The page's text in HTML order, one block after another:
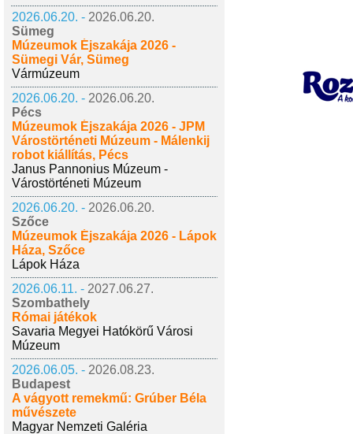
2026.06.20. - 2026.06.20.
Sümeg
Múzeumok Éjszakája 2026 -
Sümegi Vár, Sümeg
Vármúzeum
2026.06.20. - 2026.06.20.
Pécs
Múzeumok Éjszakája 2026 - JPM
Várostörténeti Múzeum - Málenkij
robot kiállítás, Pécs
Janus Pannonius Múzeum -
Várostörténeti Múzeum
2026.06.20. - 2026.06.20.
Szőce
Múzeumok Éjszakája 2026 - Lápok
Háza, Szőce
Lápok Háza
2026.06.11. - 2027.06.27.
Szombathely
Római játékok
Savaria Megyei Hatókörű Városi
Múzeum
2026.06.05. - 2026.08.23.
Budapest
A vágyott remekmű: Grúber Béla
művészete
Magyar Nemzeti Galéria